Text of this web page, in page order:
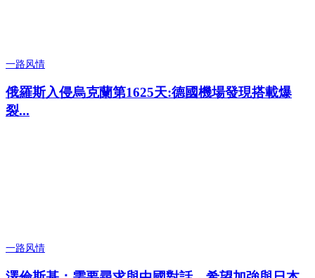
一路风情
俄羅斯入侵烏克蘭第1625天:德國機場發現搭載爆
裂...
一路风情